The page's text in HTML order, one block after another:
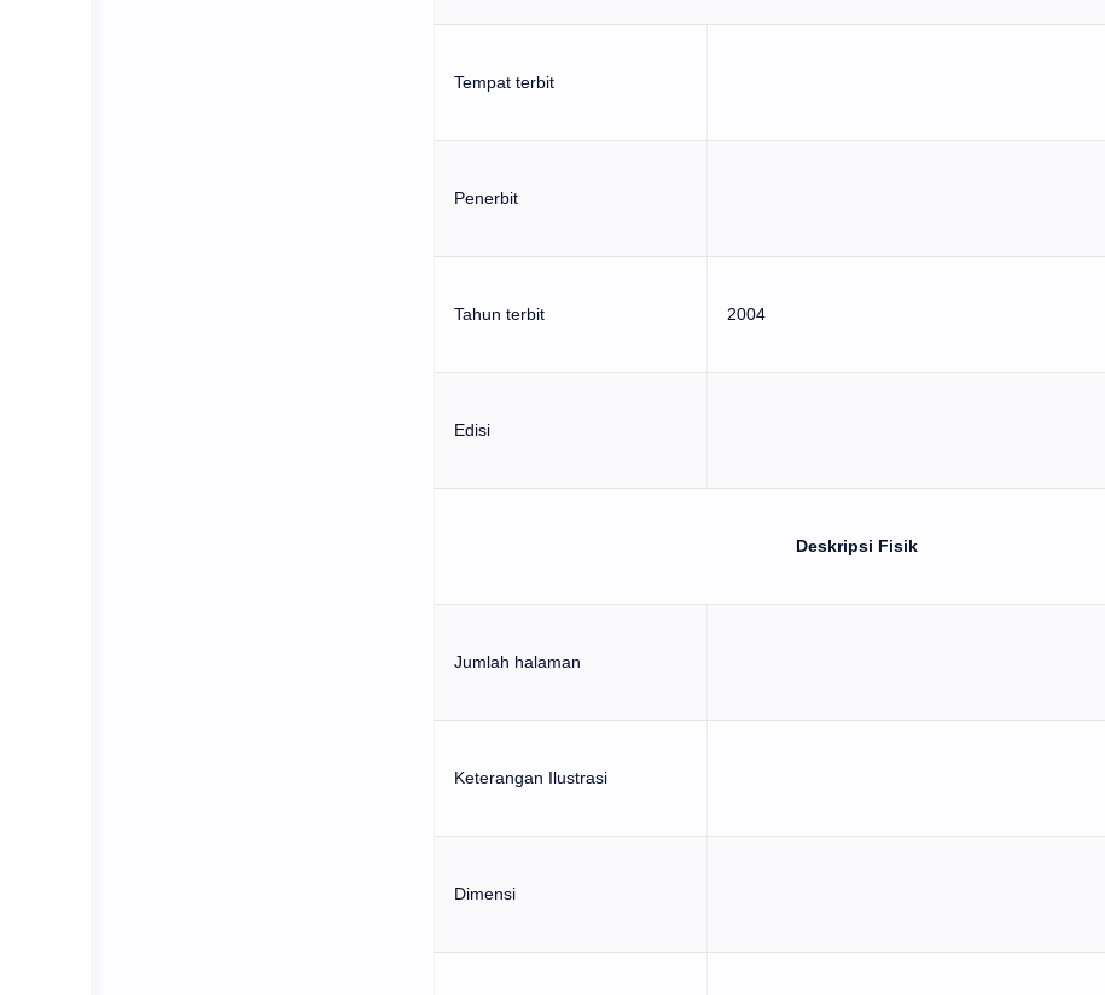
Tempat terbit
Penerbit
Tahun terbit 2004
Edisi
Deskripsi Fisik
Jumlah halaman
Keterangan Ilustrasi
Dimensi